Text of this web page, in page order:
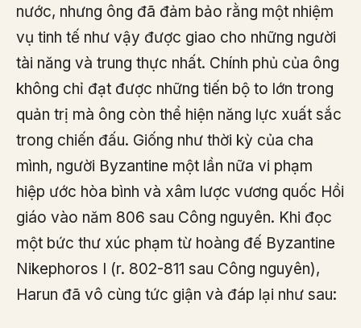
nước, nhưng ông đã đảm bảo rằng một nhiệm
vụ tinh tế như vậy được giao cho những người
tài năng và trung thực nhất. Chính phủ của ông
không chỉ đạt được những tiến bộ to lớn trong
quản trị mà ông còn thể hiện năng lực xuất sắc
trong chiến đấu. Giống như thời kỳ của cha
mình, người Byzantine một lần nữa vi phạm
hiệp ước hòa bình và xâm lược vương quốc Hồi
giáo vào năm 806 sau Công nguyên. Khi đọc
một bức thư xúc phạm từ hoàng đế Byzantine
Nikephoros I (r. 802-811 sau Công nguyên),
Harun đã vô cùng tức giận và đáp lại như sau: